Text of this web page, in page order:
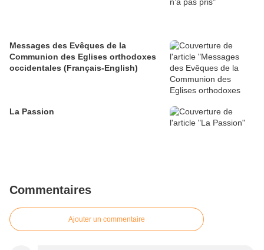
Messages des Evêques de la
Communion des Eglises orthodoxes
occidentales (Français-English)
La Passion
Commentaires
Ajouter un commentaire